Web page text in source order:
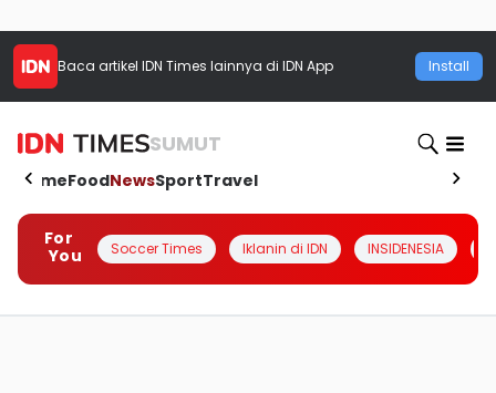
Baca artikel IDN Times lainnya di IDN App Install
SUMUT
HomeFoodNewsSportTravel
For
You
Soccer Times Iklanin di IDN INSIDENESIA